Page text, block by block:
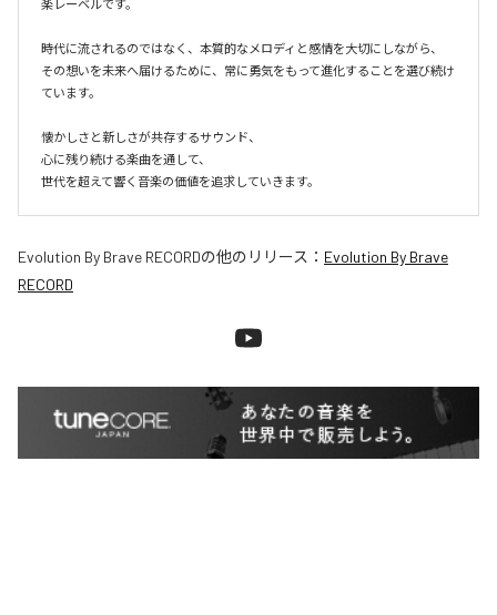
楽レーベルです。
時代に流されるのではなく、本質的なメロディと感情を大切にしながら、
その想いを未来へ届けるために、常に勇気をもって進化することを選び続け
ています。
懐かしさと新しさが共存するサウンド、
心に残り続ける楽曲を通して、
世代を超えて響く音楽の価値を追求していきます。
Evolution By Brave RECORDの他のリリース： Evolution By Brave
RECORD